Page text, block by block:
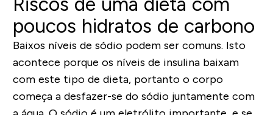
poucos hidratos de carbono
Baixos níveis de sódio podem ser comuns. Isto
acontece porque os níveis de insulina baixam
com este tipo de dieta, portanto o corpo
começa a desfazer-se do sódio juntamente com